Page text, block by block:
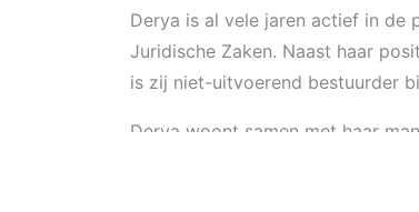
Derya is al vele jaren actief in de
Juridische Zaken. Naast haar
is zij niet-uitvoerend bestuurder
Derya woont samen met haar